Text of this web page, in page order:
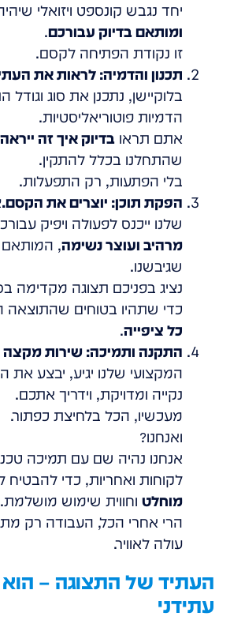
יחד נגבש קונספט ויזואלי
ומותאם בדיוק עבורכם.
זו נקודת הפתיחה לקסם.
תכנון והדמיה: לראות את
בלוקיישן, נתכנן את סוג וגודל
הדמיות פוטוריאליסטיות.
אתם תראו בדיוק איך זה ייראה
שהתחלנו בכלל להתקין.
בלי הפתעות, רק התפעלות.
הפקת תוכן: יוצרים את הקסם.
שלנו ייכנס לפעולה ויפיק
מרהיב ועוצר נשימה, המותאם
שגיבשנו.
נציג בפניכם תצוגה מקדימה
כדי שתהיו בטוחים שהתוצאה
כל ציפייה.
התקנה ותמיכה: שירות
המקצועי שלנו יגיע, יבצע את
נקייה ומדויקת, וידריך אתכם.
מעכשיו, הכל בלחיצת כפתור.
ואנחנו?
אנחנו נהיה שם עם תמיכה
לקוחות ואחריות, כדי להבטיח
מוחלט וחווית שימוש מושלמת.
הרי אחרי הכל, העבודה רק
עולה לאוויר.
העתיד של התצוגה –
עתידני